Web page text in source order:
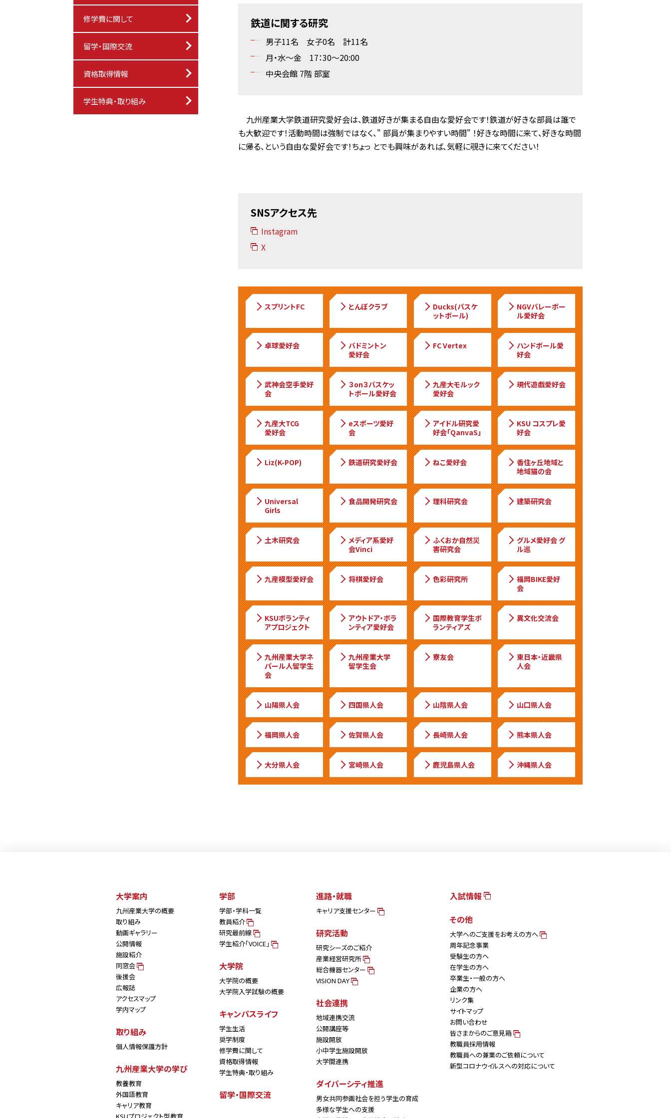
鉄道に関する研究
男子11名 女子0名 計11名
月・水～金 17：30～20:00
中央会館 7階 部室
九州産業大学鉄道研究愛好会は、鉄道好きが集まる自由な愛好会です！鉄道が好きな部員は誰で
も大歓迎です！活動時間は強制ではなく、" 部員が集まりやすい時間" ！好きな時間に来て、好きな時間
に帰る、という自由な愛好会です！ちょっ とでも興味があれば、気軽に覗きに来てください！
SNSアクセス先
Instagram
X
スプリントFC とんぼクラブ
Ducks(バスケ
ットボール)
NGVバレーボー
ル愛好会
卓球愛好会
バドミントン
愛好会
FC Vertex
ハンドボール愛
好会
武神会空手愛好
会
３on３バスケッ
トボール愛好会
九産大モルック
愛好会
現代遊戯愛好会
九産大TCG
愛好会
eスポーツ愛好
会
アイドル研究愛
好会「QanvaS」
KSU コスプレ愛
好会
Liz(K-POP) 鉄道研究愛好会 ねこ愛好会
香住ヶ丘地域と
地域猫の会
Universal
Girls
食品開発研究会 理科研究会 建築研究会
土木研究会
メディア系愛好
会Vinci
ふくおか自然災
害研究会
グルメ愛好会 グ
ル巡
九産模型愛好会 将棋愛好会 色彩研究所
福岡BIKE愛好
会
KSUボランティ
アプロジェクト
アウトドア・ボラ
ンティア愛好会
国際教育学生ボ
ランティアズ
異文化交流会
九州産業大学ネ
パール人留学生
会
九州産業大学
留学生会
寮友会
東日本・近畿県
人会
山陽県人会 四国県人会 山陰県人会 山口県人会
福岡県人会 佐賀県人会 長崎県人会 熊本県人会
大分県人会 宮崎県人会 鹿児島県人会 沖縄県人会
修学費に関して
留学・国際交流
資格取得情報
学生特典・取り組み
大学案内
九州産業大学の概要
取り組み
動画ギャラリー
公開情報
施設紹介
同窓会
後援会
広報誌
アクセスマップ
学内マップ
取り組み
個人情報保護方針
九州産業大学の学び
教養教育
外国語教育
キャリア教育
学部
学部・学科一覧
教員紹介
研究最前線
学生紹介「VOICE」
大学院
大学院の概要
大学院入学試験の概要
キャンパスライフ
学生生活
奨学制度
修学費に関して
資格取得情報
学生特典・取り組み
留学・国際交流
進路・就職
キャリア支援センター
研究活動
研究シーズのご紹介
産業経営研究所
総合機器センター
VISION DAY
社会連携
地域連携交流
公開講座等
施設開放
小中学生施設開放
大学間連携
ダイバーシティ推進
男女共同参画社会を担う学生の育成
多様な学生への支援
入試情報
その他
大学へのご支援をお考えの方へ
周年記念事業
受験生の方へ
在学生の方へ
卒業生・一般の方へ
企業の方へ
リンク集
サイトマップ
お問い合わせ
皆さまからのご意見箱
教職員採用情報
教職員への兼業のご依頼について
新型コロナウイルスへの対応について